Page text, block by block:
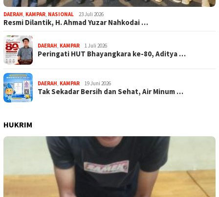
DAERAH KAMPAR NASIONAL 23 Juli 2026
Resmi Dilantik, H. Ahmad Yuzar Nahkodai …
DAERAH KAMPAR 1 Juli 2026
Peringati HUT Bhayangkara ke-80, Aditya …
DAERAH KAMPAR 19 Juni 2026
Tak Sekadar Bersih dan Sehat, Air Minum …
HUKRIM